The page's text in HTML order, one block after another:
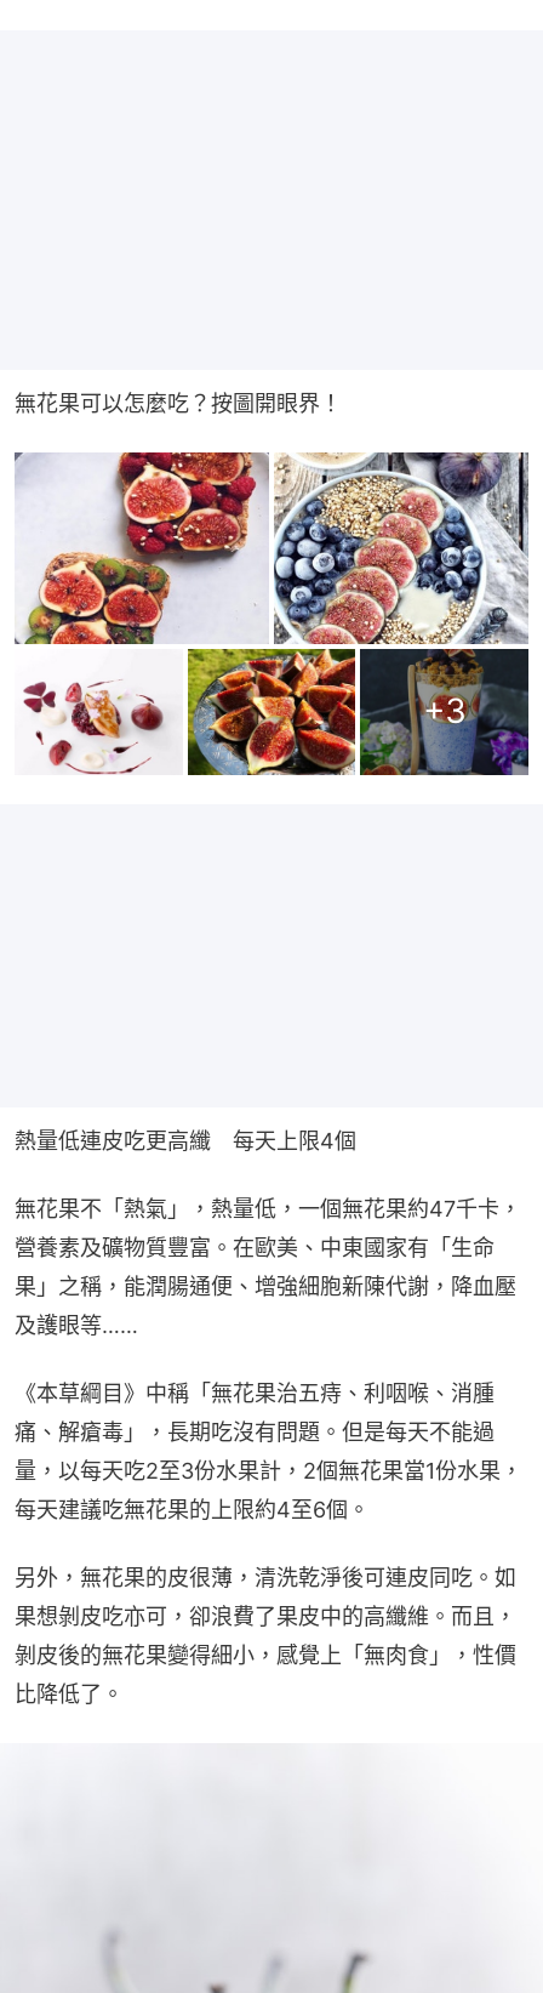
無花果可以怎麼吃？按圖開眼界！
+3
熱量低連皮吃更高纖　每天上限4個
無花果不「熱氣」，熱量低，一個無花果約47千卡，
營養素及礦物質豐富。在歐美、中東國家有「生命
果」之稱，能潤腸通便、增強細胞新陳代謝，降血壓
及護眼等……
《本草綱目》中稱「無花果治五痔、利咽喉、消腫
痛、解瘡毒」，長期吃沒有問題。但是每天不能過
量，以每天吃2至3份水果計，2個無花果當1份水果，
每天建議吃無花果的上限約4至6個。
另外，無花果的皮很薄，清洗乾淨後可連皮同吃。如
果想剝皮吃亦可，卻浪費了果皮中的高纖維。而且，
剝皮後的無花果變得細小，感覺上「無肉食」，性價
比降低了。